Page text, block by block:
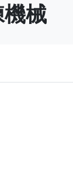
械